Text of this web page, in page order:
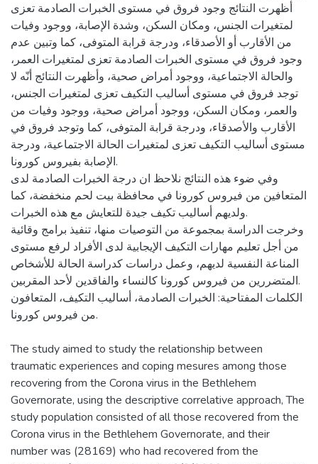
أظهرت النتائج وجود فروق في مستوى الخبرات الصادمة تعزى
لمتغيرات الجنس، ومكان السكن، وشدة الإصابة، ووجود وفيات
من الأقارب أو الأصدقاء، ودرجة قرابة المتوفى، كما وتبين عدم
وجود فروق في مستوى الخبرات الصادمة تعزى لمتغيرات العمر،
والحالة الاجتماعية، ووجود أمراض صحية، وأظهرت النتائج أنّه لا
توجد فروق في مستوى أساليب التكيف تعزى لمتغيرات الجنس،
والعمر، ومكان السكن، ووجود أمراض صحية، ووجود وفيات من
الأقارب والأصدقاء، ودرجة قرابة المتوفى، كما وتوجد فروق في
مستوى أساليب التكيف تعزى لمتغيرات الحالة الاجتماعية، ودرجة
الإصابة بفيروس كورونا.
وفي ضوء هذه النتائج نلاحظ ان درجة الخبرات الصادمة لدى
المتعافين من فيروس كورونا في محافظة بيت لحم منخفضة، كما
ولديهم أساليب تكيف جيدة للتعايش مع هذه الخبرات.
وخرجت الدراسة بمجموعة من التوصيات منها، تنفيذ برامج وقائية
من أجل تعليم مهارات التكيف الإيجابية لدى الأفراد لرفع مستوى
المناعة النفسية لديهم، وعمل دراسات كدراسة الحالة للأشخاص
المتضررين من فيروس كورونا كالنساء والفاقدين لأحد المقربين.
الكلمات المفتاحية: الخبرات الصادمة، أساليب التكيف، المتعافون
من فيروس كورونا.
The study aimed to study the relationship between
traumatic experiences and coping mesures among those
recovering from the Corona virus in the Bethlehem
Governorate, using the descriptive correlative approach, The
study population consisted of all those recovered from the
Corona virus in the Bethlehem Governorate, and their
number was (28169) who had recovered from the